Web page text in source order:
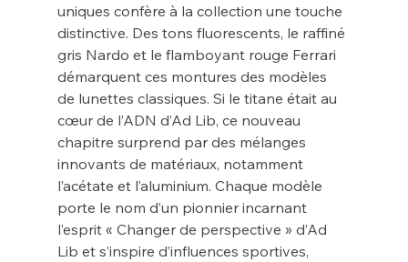
uniques confère à la collection une touche
distinctive. Des tons fluorescents, le raffiné
gris Nardo et le flamboyant rouge Ferrari
démarquent ces montures des modèles
de lunettes classiques. Si le titane était au
cœur de l’ADN d’Ad Lib, ce nouveau
chapitre surprend par des mélanges
innovants de matériaux, notamment
l’acétate et l’aluminium. Chaque modèle
porte le nom d’un pionnier incarnant
l’esprit « Changer de perspective » d’Ad
Lib et s’inspire d’influences sportives,